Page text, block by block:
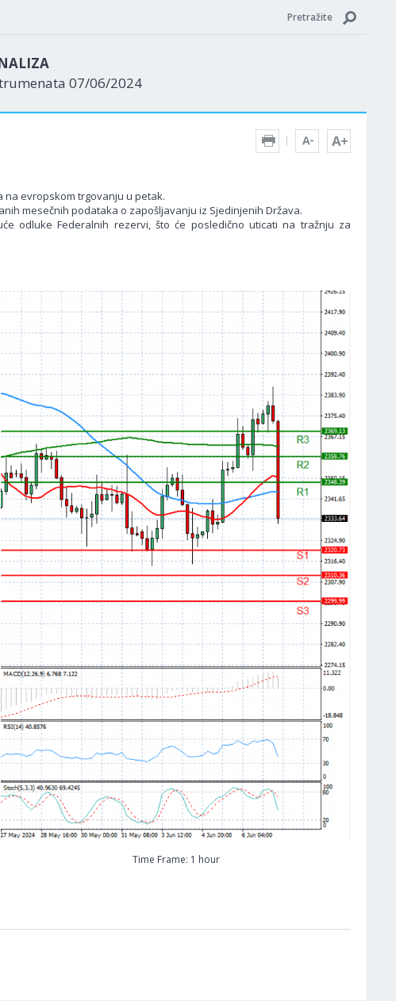
Pretražite
07/06/2024
evropskom trgovanju u petak.
mesečnih podataka o zapošljavanju iz Sjedinjenih Država.
odluke Federalnih rezervi, što će posledično uticati na tražnju za
Time Frame: 1 hour